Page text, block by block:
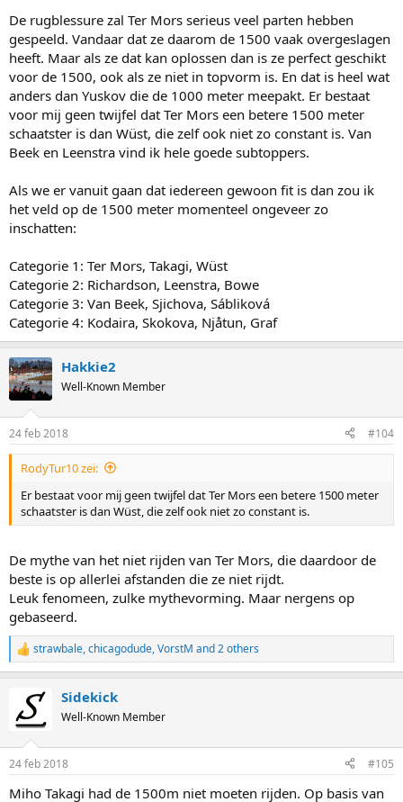
zie ik Leenstra, Wüst en vBeek momenteel als stabielere 1500m-
rijders, en minstens zo geschikt om te laten starten.
Dat ze ze zo weinig rijdt, is misschien ook omdat ze vaak het goede
gevoel mist om aan de start te verschijnen...
De rugblessure zal Ter Mors serieus veel parten hebben
gespeeld. Vandaar dat ze daarom de 1500 vaak overgeslagen
heeft. Maar als ze dat kan oplossen dan is ze perfect geschikt
voor de 1500, ook als ze niet in topvorm is. En dat is heel wat
anders dan Yuskov die de 1000 meter meepakt. Er bestaat
voor mij geen twijfel dat Ter Mors een betere 1500 meter
schaatster is dan Wüst, die zelf ook niet zo constant is. Van
Beek en Leenstra vind ik hele goede subtoppers.
Als we er vanuit gaan dat iedereen gewoon fit is dan zou ik
het veld op de 1500 meter momenteel ongeveer zo
inschatten:
Categorie 1: Ter Mors, Takagi, Wüst
Categorie 2: Richardson, Leenstra, Bowe
Categorie 3: Van Beek, Sjichova, Sábliková
Categorie 4: Kodaira, Skokova, Njåtun, Graf
Hakkie2
Well-Known Member
24 feb 2018 #104
RodyTur10 zei:
Er bestaat voor mij geen twijfel dat Ter Mors een betere 1500 meter
schaatster is dan Wüst, die zelf ook niet zo constant is.
De mythe van het niet rijden van Ter Mors, die daardoor de
beste is op allerlei afstanden die ze niet rijdt.
Leuk fenomeen, zulke mythevorming. Maar nergens op
gebaseerd.
R
e
t
i
s
strawbale,chicagodude,VorstM and 2 others
Sidekick
Well-Known Member
24 feb 2018 #105
Miho Takagi had de 1500m niet moeten rijden. Op basis van